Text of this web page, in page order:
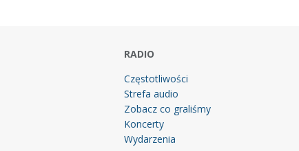
RADIO
Częstotliwości
Strefa audio
Zobacz co graliśmy
Koncerty
Wydarzenia